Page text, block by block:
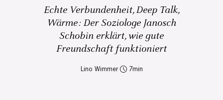
Echte Verbundenheit, Deep Talk,
Wärme: Der Soziologe Janosch
Schobin erklärt, wie gute
Freundschaft funktioniert
Lino Wimmer 7